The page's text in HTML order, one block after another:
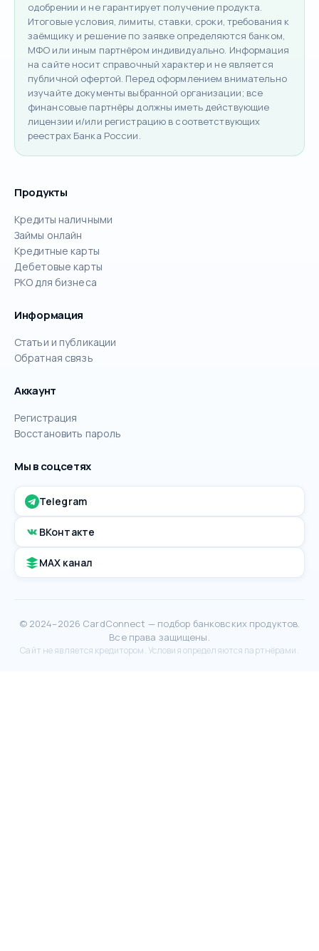
одобрении и не гарантирует получение продукта.
Итоговые условия, лимиты, ставки, сроки, требования к
заёмщику и решение по заявке определяются банком,
МФО или иным партнёром индивидуально. Информация
на сайте носит справочный характер и не является
публичной офертой. Перед оформлением внимательно
изучайте документы выбранной организации; все
финансовые партнёры должны иметь действующие
лицензии и/или регистрацию в соответствующих
реестрах Банка России.
Продукты
Кредиты наличными
Займы онлайн
Кредитные карты
Дебетовые карты
РКО для бизнеса
Информация
Статьи и публикации
Обратная связь
Аккаунт
Регистрация
Восстановить пароль
Мы в соцсетях
Telegram
ВКонтакте
MAX канал
© 2024–2026 CardConnect — подбор банковских продуктов.
Все права защищены.
Сайт не является кредитором. Условия определяются партнёрами.